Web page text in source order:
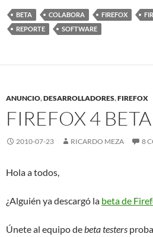
BETA COLABORA FIREFOX
REPORTE
SOFTWARE
ANUNCIO,DESARROLLADORES,FIREFOX
FIREFOX 4 BETA
2010-07-23 RICARDO MEZA 8
Hola a todos,
¿Alguién ya descargó la beta de
Únete al equipo debeta testers